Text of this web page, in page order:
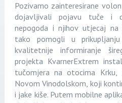
Pozivamo zainteresirane
dojavljivali pojavu tuče i
nepogoda i njihov utjecaj
tako pomogli u
kvalitetnije informiranje
projekta KvarnerExtrem
tučomjera na otocima
Novom Vinodolskom, koji
i jake kiše. Putem mobilne